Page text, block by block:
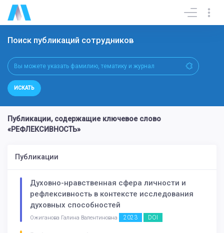
Поиск публикаций сотрудников
ИСКАТЬ
Публикации, содержащие ключевое слово
«РЕФЛЕКСИВНОСТЬ»
Публикации
Духовно-нравственная сфера личности и
рефлексивность в контексте исследования
духовных способностей
Ожиганова Галина Валентиновна 2023 DOI